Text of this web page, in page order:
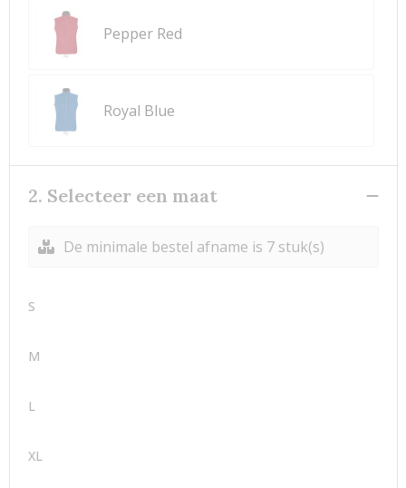
Pepper Red
Royal Blue
2. Selecteer een maat
De minimale bestel afname is 7 stuk(s)
S
M
L
XL